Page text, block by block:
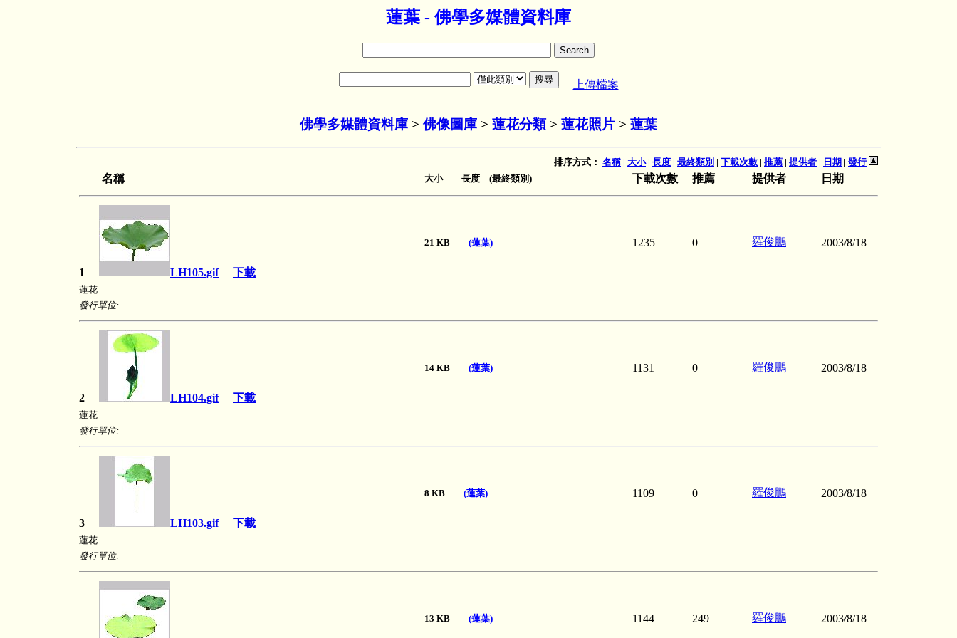
蓮葉 - 佛學多媒體資料庫
上傳檔案
佛學多媒體資料庫 > 佛像圖庫 > 蓮花分類> 蓮花照片 > 蓮葉
排序方式： 名稱| 大小| 長度 | 最終類別 | 下載次數 | 推薦 | 提供者 | 日期 | 發行
名稱 大小 長度 (最終類別) 下載次數 推薦 提供者 日期
1 LH105.gif 下載
21 KB (蓮葉) 1235 0 羅俊鵬 2003/8/18
蓮花
發行單位:
2 LH104.gif 下載
14 KB (蓮葉) 1131 0 羅俊鵬 2003/8/18
蓮花
發行單位:
3 LH103.gif 下載
8 KB (蓮葉) 1109 0 羅俊鵬 2003/8/18
蓮花
發行單位:
13 KB (蓮葉) 1144 249 羅俊鵬 2003/8/18